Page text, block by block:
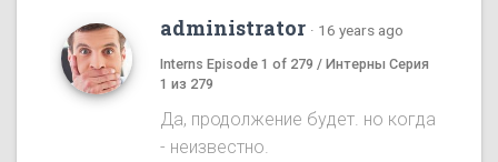
administrator · 16 years ago
Interns Episode 1 of 279 / Интерны Серия
1 из 279
Да, продолжение будет. но когда
- неизвестно.